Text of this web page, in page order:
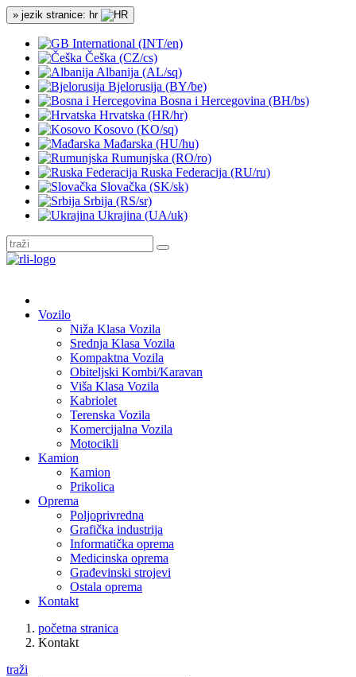
» jezik stranice: hr
International (INT/en)
Češka (CZ/cs)
Albanija (AL/sq)
Bjelorusija (BY/be)
Bosna i Hercegovina (BH/bs)
Hrvatska (HR/hr)
Kosovo (KO/sq)
Mađarska (HU/hu)
Rumunjska (RO/ro)
Ruska Federacija (RU/ru)
Slovačka (SK/sk)
Srbija (RS/sr)
Ukrajina (UA/uk)
Vozilo
Niža Klasa Vozila
Srednja Klasa Vozila
Kompaktna Vozila
Obiteljski Kombi/Karavan
Viša Klasa Vozila
Kabriolet
Terenska Vozila
Komercijalna Vozila
Motocikli
Kamion
Kamion
Prikolica
Oprema
Poljoprivredna
Grafička industrija
Informatička oprema
Medicinska oprema
Građevinski strojevi
Ostala oprema
Kontakt
početna stranica
Kontakt
traži